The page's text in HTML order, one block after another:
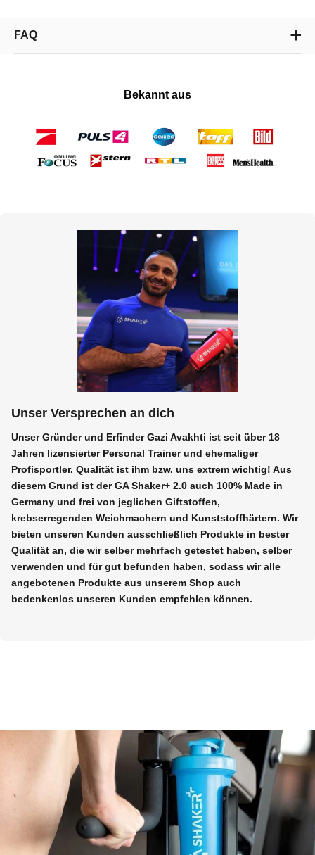
FAQ
Bekannt aus
Unser Versprechen an dich
Unser Gründer und Erfinder Gazi Avakhti ist seit über 18
Jahren lizensierter Personal Trainer und ehemaliger
Profisportler. Qualität ist ihm bzw. uns extrem wichtig! Aus
diesem Grund ist der GA Shaker+ 2.0 auch 100% Made in
Germany und frei von jeglichen Giftstoffen,
krebserregenden Weichmachern und Kunststoffhärtern. Wir
bieten unseren Kunden ausschließlich Produkte in bester
Qualität an, die wir selber mehrfach getestet haben, selber
verwenden und für gut befunden haben, sodass wir alle
angebotenen Produkte aus unserem Shop auch
bedenkenlos unseren Kunden empfehlen können.